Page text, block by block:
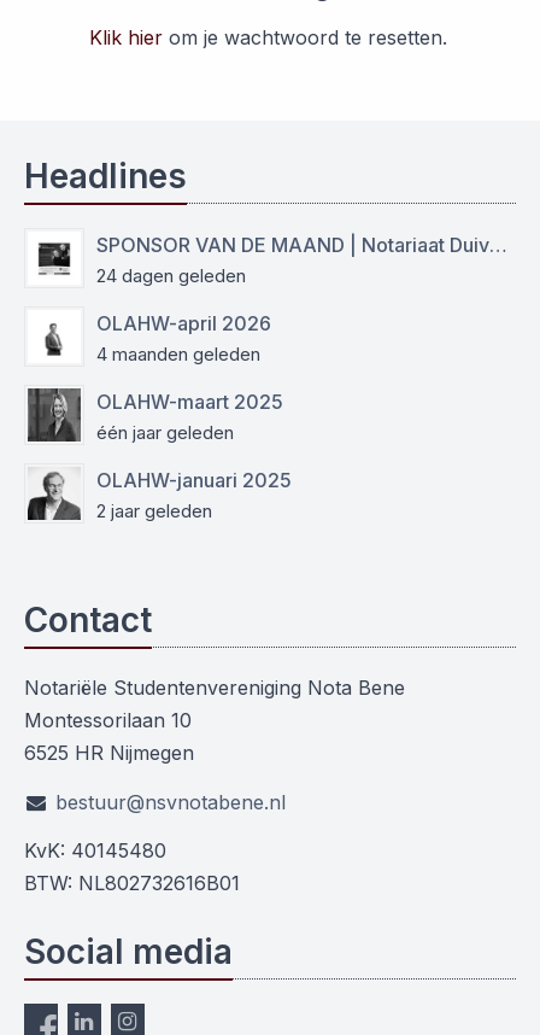
Klik hier om je wachtwoord te resetten.
Headlines
SPONSOR VAN DE MAAND | Notariaat Duiven Westervoort
24 dagen geleden
OLAHW-april 2026
4 maanden geleden
OLAHW-maart 2025
één jaar geleden
OLAHW-januari 2025
2 jaar geleden
Contact
Notariële Studentenvereniging Nota Bene
Montessorilaan 10
6525 HR Nijmegen
bestuur@nsvnotabene.nl
KvK: 40145480
BTW: NL802732616B01
Social media